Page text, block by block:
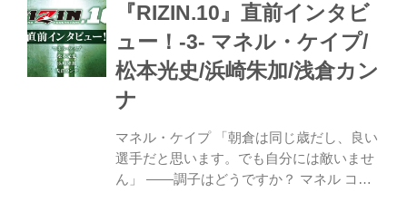
左ハイでけん制。クルックシャンクの右ス
トレート、右ローがヒット。松本は前へ前
へと出て行き右フックを決める。クルック
シャンクの右ハイがヒット。そして右ヒザ
で松本を後退させるとアゴに左ハイキック
を完璧に決め、松本はこの一発でダウン。
クル...
『RIZIN.10』直前インタビ
ュー！-3- マネル・ケイプ/
松本光史/浜崎朱加/浅倉カン
ナ
マネル・ケイプ 「朝倉は同じ歳だし、良い
選手だと思います。でも自分には敵いませ
ん」 ——調子はどうですか？ マネル コン